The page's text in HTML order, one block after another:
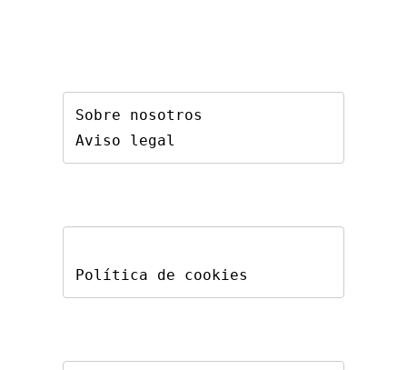
Sobre nosotros
Aviso legal
Política de cookies